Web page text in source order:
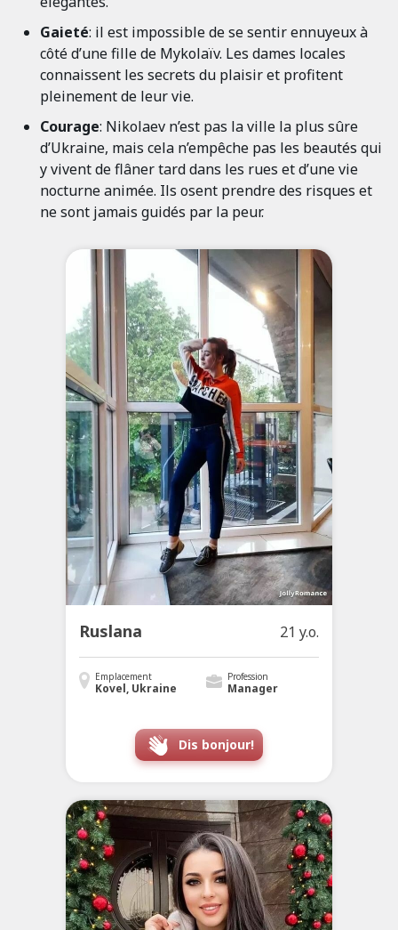
Gaieté: il est impossible de se sentir ennuyeux à
côté d’une fille de Mykolaïv. Les dames locales
connaissent les secrets du plaisir et profitent
pleinement de leur vie.
Courage: Nikolaev n’est pas la ville la plus sûre
d’Ukraine, mais cela n’empêche pas les beautés qui
y vivent de flâner tard dans les rues et d’une vie
nocturne animée. Ils osent prendre des risques et
ne sont jamais guidés par la peur.
Ruslana 21 y.o.
Emplacement
Kovel, Ukraine
Profession
Manager
Dis bonjour!